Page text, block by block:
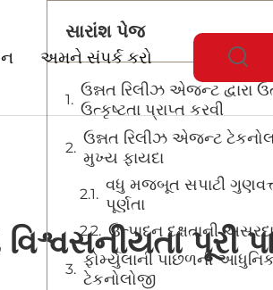
અમને સંપર્ક કરો
પૂરી
સારાંશ પેજ
ઉન્નત રિલીઝ એજન્ટ દ્વારા
ઉત્કૃષ્ટતા પ્રાપ્ત કરવી
ઉન્નત રિલીઝ એજન્ટ
મુખ્ય ફાયદા
વધુ મજબૂત સપાટી
પૂર્ણતા
ઉત્પાદન દક્ષતાની
ફોર્મ્યુલાની પાછળની
ટેકનોલોજી